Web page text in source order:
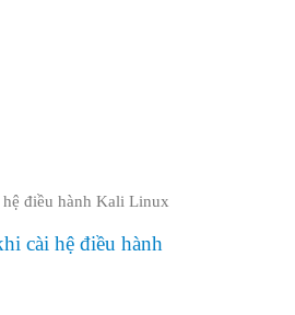
điều hành Kali Linux
cài hệ điều hành